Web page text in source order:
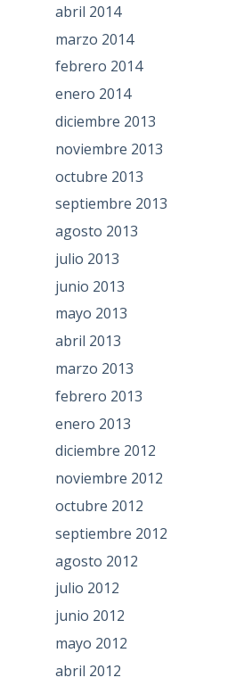
abril 2014
marzo 2014
febrero 2014
enero 2014
diciembre 2013
noviembre 2013
octubre 2013
septiembre 2013
agosto 2013
julio 2013
junio 2013
mayo 2013
abril 2013
marzo 2013
febrero 2013
enero 2013
diciembre 2012
noviembre 2012
octubre 2012
septiembre 2012
agosto 2012
julio 2012
junio 2012
mayo 2012
abril 2012